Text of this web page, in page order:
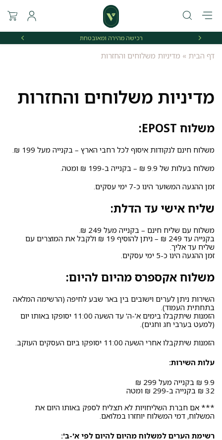
רכישה מהירה ומאובטחת
דף הבית » מדיניות משלוחים והחזרות
מדיניות משלוחים והחזרות
משלוח EPOST:
משלוח חינם לנקודות איסוף לכל רחבי הארץ – בקנייה מעל 199 ₪.
משלוח בעלות של 9.9 ₪ – בקנייה ב-199 ₪ ומטה.
זמן ההגעה המשוער הינו כ-7 ימי עסקים.
שליח אישי עד הדלת:
משלוח עם שליח חינם – בקנייה מעל 249 ₪.
בקנייה עד 249 ₪ – ניתן להוסיף 19 ₪ ולקבל את המוצרים עם
שליח עד אליך.
זמן ההגעה הינו כ-5 ימי עסקים.
משלוח אקספרס מהיום להיום:
השירות ניתן לערים וישובים בין באר שבע לחיפה (הרשימה המלאה
בתחתית העמוד).
הזמנות שיתקבלו בימים א'-ה' עד השעה 11:00 יסופקו באותו יום
(למעט בערבי חג וחגים).
הזמנות שיתקבלו אחרי השעה 11:00 יסופקו ביום העסקים העוקב.
עלות השירות:
9.9 ₪ בקנייה מעל 299 ₪
32 ₪ בקנייה ב-299 ₪ ומטה
*** אם חברת השליחויות לא תצליח לספק באותו היום את
המשלוח, דמי המשלוח יוחזרו במלואם.
רשימת הערים למשלוח מהיום להיום לפי א'-ב':